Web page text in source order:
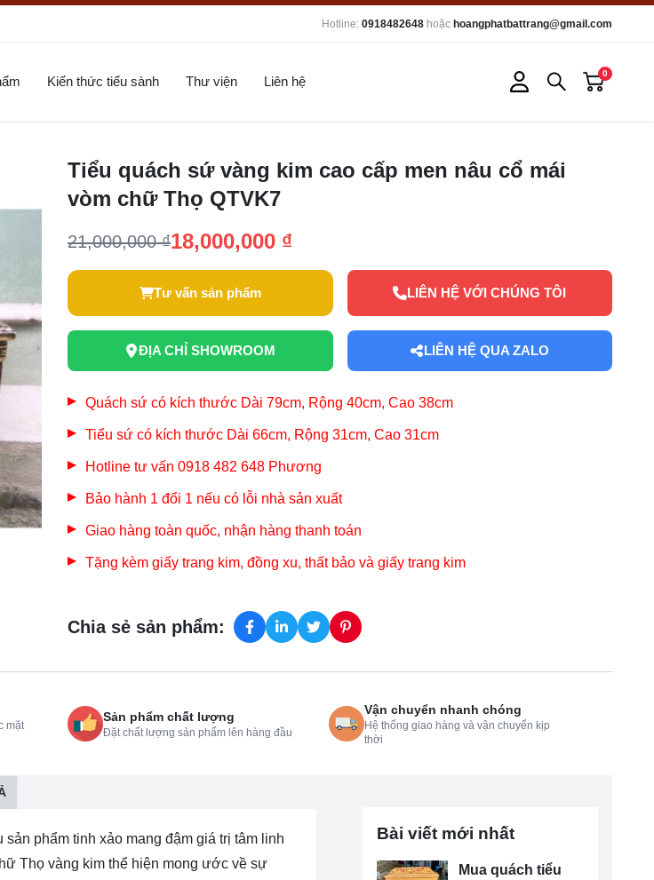
Hotline: 0918482648 hoặc hoangphatbattrang@gmail.com
Kiến thức tiểu sành Thư viện Liên hệ
0
Tiểu quách sứ vàng kim cao cấp men nâu cổ mái
vòm chữ Thọ QTVK7
21,000,000 ₫18,000,000 ₫
Tư vấn sản phẩm LIÊN HỆ VỚI CHÚNG TÔI
ĐỊA CHỈ SHOWROOM LIÊN HỆ QUA ZALO
Quách sứ có kích thước Dài 79cm, Rộng 40cm, Cao 38cm
Tiểu sứ có kích thước Dài 66cm, Rộng 31cm, Cao 31cm
Hotline tư vấn 0918 482 648 Phương
Bảo hành 1 đổi 1 nếu có lỗi nhà sản xuất
Giao hàng toàn quốc, nhận hàng thanh toán
Tặng kèm giấy trang kim, đồng xu, thất bảo và giấy trang kim
Chia sẻ sản phẩm:
mặt
Sản phẩm chất lượng
Đặt chất lượng sản phẩm lên hàng đầu
Vận chuyển nhanh chóng
Hệ thống giao hàng và vận chuyển kịp
thời
sản phẩm tinh xảo mang đậm giá trị tâm linh
Thọ vàng kim thể hiện mong ước về sự
Bài viết mới nhất
Mua quách tiểu